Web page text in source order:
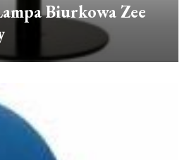
Biurkowa Zee